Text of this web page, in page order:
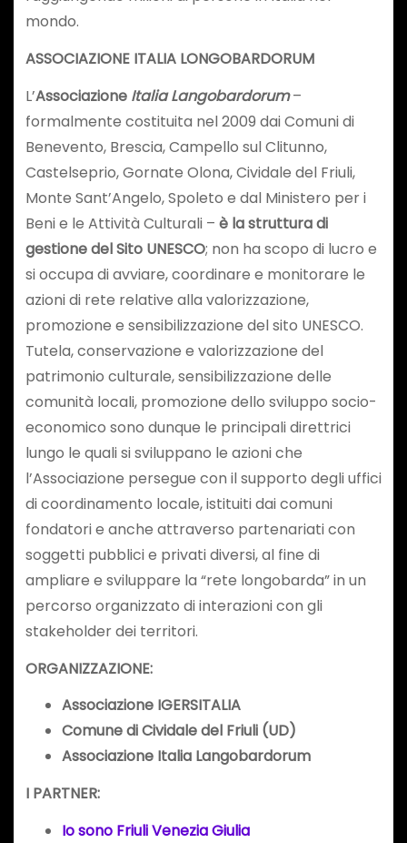
mondo.
ASSOCIAZIONE ITALIA LONGOBARDORUM
L’Associazione Italia Langobardorum–
formalmente costituita nel 2009 dai Comuni di
Benevento, Brescia, Campello sul Clitunno,
Castelseprio, Gornate Olona, Cividale del Friuli,
Monte Sant’Angelo, Spoleto e dal Ministero per i
Beni e le Attività Culturali – è la struttura di
gestione del Sito UNESCO; non ha scopo di lucro e
si occupa di avviare, coordinare e monitorare le
azioni di rete relative alla valorizzazione,
promozione e sensibilizzazione del sito UNESCO.
Tutela, conservazione e valorizzazione del
patrimonio culturale, sensibilizzazione delle
comunità locali, promozione dello sviluppo socio-
economico sono dunque le principali direttrici
lungo le quali si sviluppano le azioni che
l’Associazione persegue con il supporto degli uffici
di coordinamento locale, istituiti dai comuni
fondatori e anche attraverso partenariati con
soggetti pubblici e privati diversi, al fine di
ampliare e sviluppare la “rete longobarda” in un
percorso organizzato di interazioni con gli
stakeholder dei territori.
ORGANIZZAZIONE:
Associazione IGERSITALIA
Comune di Cividale del Friuli (UD)
Associazione Italia Langobardorum
I PARTNER:
Io sono Friuli Venezia Giulia